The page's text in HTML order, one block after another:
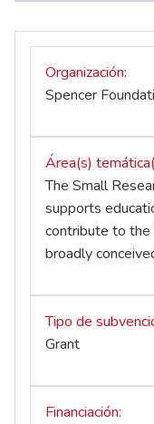
Organización
Spencer
Área(s)
The Small
supports
contribute to the
broadly
Tipo de
Grant
Financiación